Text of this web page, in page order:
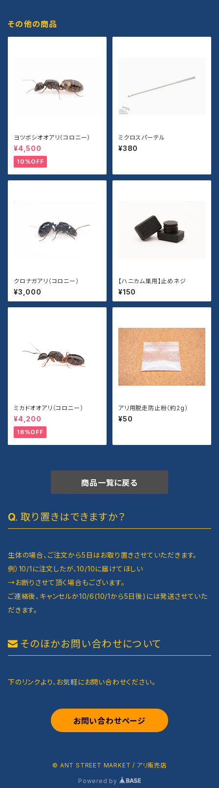
その他の商品
ヨツボシオオアリ（コロニー）
¥4,500
10%OFF
ミクロスパーテル
¥380
クロナガアリ（コロニー）
¥3,000
【ハニカム巣用】止めネジ
¥150
ミカドオオアリ（コロニー）
¥4,200
16%OFF
アリ用脱走防止粉（約2g）
¥50
商品一覧に戻る
取り置きはできますか？
生体の場合、ご注文から5日はお取り置きさせていただきます。
例）10/1に注文したが、10/10に届けてほしい
→お断りさせて頂く場合もございます。
ご連絡後、キャンセルか10/6(10/1から5日後)には発送させていた
だきます。
そのほかお問い合わせについて
下のリンクより、お気軽にお問い合わせください。
お問い合わせページ
© ANT STREET MARKET / アリ販売店
Powered by